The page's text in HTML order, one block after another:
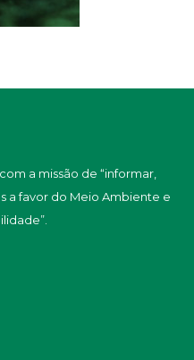
a missão de “informar,
a favor do Meio Ambiente e